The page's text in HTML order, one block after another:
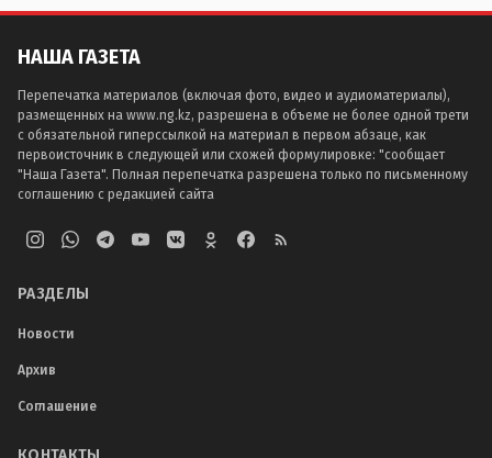
НАША ГАЗЕТА
Перепечатка материалов (включая фото, видео и аудиоматериалы),
размещенных на www.ng.kz, разрешена в объеме не более одной трети
с обязательной гиперссылкой на материал в первом абзаце, как
первоисточник в следующей или схожей формулировке: "сообщает
"Наша Газета". Полная перепечатка разрешена только по письменному
соглашению с редакцией сайта
РАЗДЕЛЫ
Новости
Архив
Соглашение